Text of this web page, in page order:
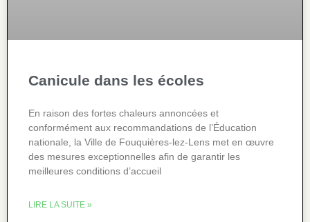
Canicule dans les écoles
En raison des fortes chaleurs annoncées et
conformément aux recommandations de l’Éducation
nationale, la Ville de Fouquières-lez-Lens met en œuvre
des mesures exceptionnelles afin de garantir les
meilleures conditions d’accueil
LIRE LA SUITE »